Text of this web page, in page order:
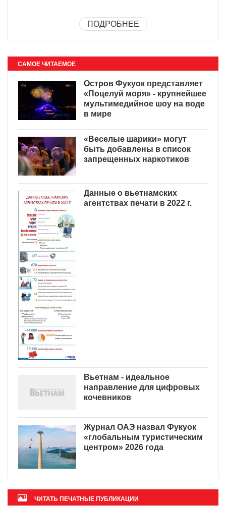
ПОДРОБНЕЕ
САМОЕ ЧИТАЕМОЕ
Остров Фукуок представляет
«Поцелуй моря» - крупнейшее
мультимедийное шоу на воде
в мире
«Веселые шарики» могут
быть добавлены в список
запрещенных наркотиков
Данные о вьетнамских
агентствах печати в 2022 г.
Вьетнам - идеальное
направление для цифровых
кочевников
Журнал ОАЭ назвал Фукуок
«глобальным туристическим
центром» 2026 года
ЧИТАТЬ ПЕЧАТНЫЕ ПУБЛИКАЦИИ